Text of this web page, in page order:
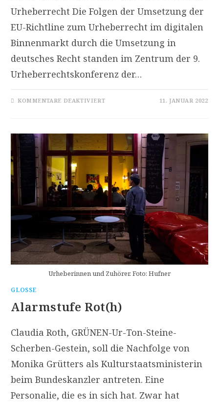
Urheberrecht Die Folgen der Umsetzung der
EU-Richtline zum Urheberrecht im digitalen
Binnenmarkt durch die Umsetzung in
deutsches Recht standen im Zentrum der 9.
Urheberrechtskonferenz der…
KOMMENTARE DEAKTIVIERTFÜR 11. JANUAR 2022
Urheberinnen und Zuhörer. Foto: Hufner
GLOSSE
Alarmstufe Rot(h)
Claudia Roth, GRÜNEN-Ur-Ton-Steine-
Scherben-Gestein, soll die Nachfolge von
Monika Grütters als Kulturstaatsministerin
beim Bundeskanzler antreten. Eine
Personalie, die es in sich hat. Zwar hat